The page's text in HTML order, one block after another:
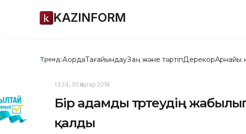
KAZINFORM
Тренд:АқордаТағайындауЗаң және тәртіпДерекқорАрнайы
13:24, 30 Қаңтар 2018
Бір адамды төртеудің
қалды